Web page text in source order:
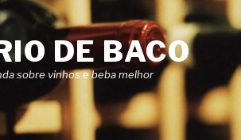
DE BACO
sobre vinhos e beba melhor